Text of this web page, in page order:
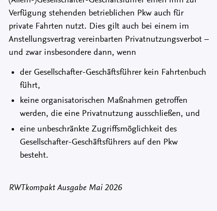
Verfügung stehenden betrieblichen Pkw auch für
private Fahrten nutzt. Dies gilt auch bei einem im
Anstellungsvertrag vereinbarten Privatnutzungsverbot –
und zwar insbesondere dann, wenn
der Gesellschafter-Geschäftsführer kein Fahrtenbuch
führt,
keine organisatorischen Maßnahmen getroffen
werden, die eine Privatnutzung ausschließen, und
eine unbeschränkte Zugriffsmöglichkeit des
Gesellschafter-Geschäftsführers auf den Pkw
besteht.
RWTkompakt Ausgabe Mai 2026